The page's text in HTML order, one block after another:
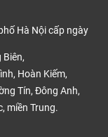
Hà Nội cấp ngày
Hoàn Kiếm,
Tín, Đông Anh,
miền Trung.